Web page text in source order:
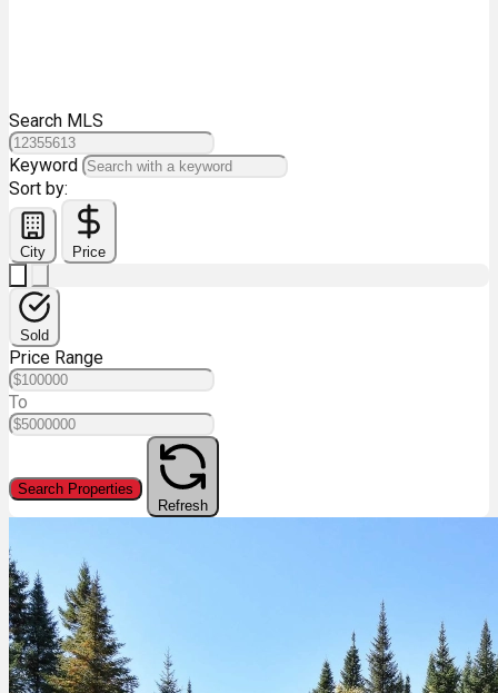
Search MLS
Keyword
Sort by:
City Price
Sold
Price Range
To
Search Properties
Refresh